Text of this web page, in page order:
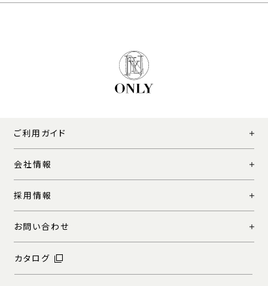
ご利用ガイド
会社情報
採用情報
お問い合わせ
カタログ